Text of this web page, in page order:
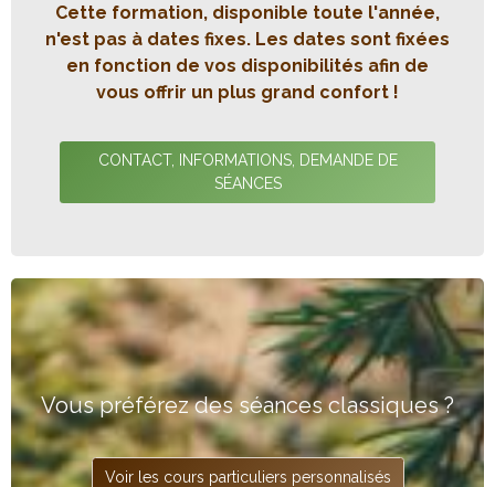
Cette formation, disponible toute l'année,
n'est pas à dates fixes. Les dates sont fixées
en fonction de vos disponibilités afin de
vous offrir un plus grand confort !
CONTACT, INFORMATIONS, DEMANDE DE
SÉANCES
Vous préférez des séances classiques ?
Voir les cours particuliers personnalisés